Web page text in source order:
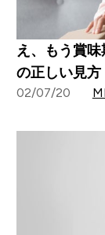
え、もう賞
の正しい見方
02/07/20